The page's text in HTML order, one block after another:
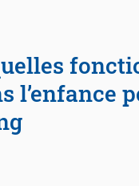
l’enfance